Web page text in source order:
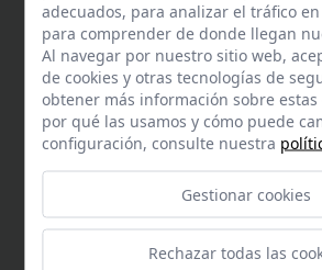
Atención al
Contacta con nosotros y te
responderemos en menos de 24
Horario de atención al
De lunes a jueves de 8:00 a 15:00 y
adecuados, para analizar el tráfico
para comprender de donde llegan
Al navegar por nuestro sitio web,
de cookies y otras tecnologías de
obtener más información sobre estas
por qué las usamos y cómo puede
configuración, consulte nuestra
Gestionar cookies
Rechazar todas las